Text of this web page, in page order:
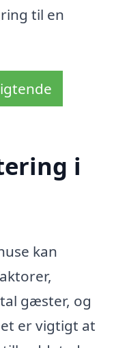
til en
i
kan
gæster, og
er vigtigt at